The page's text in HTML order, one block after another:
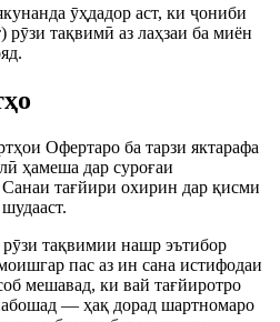
ӯҳдадор аст, ки ҷониби
рӯзи тақвимӣ аз лаҳзаи ба миён
Офертаро ба тарзи яктарафа
ҳамеша дар суроғаи
Санаи тағйири охирин дар қисми
тақвимии нашр эътибор
пас аз ин сана истифодаи
мешавад, ки вай тағйиротро
— ҳақ дорад шартномаро